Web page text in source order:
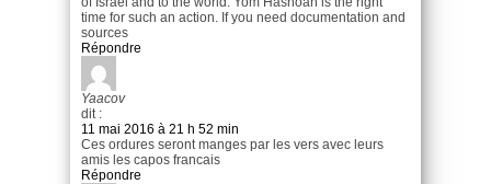
time for such an action. If you need documentation and
sources
Répondre
Yaacov
dit :
11 mai 2016 à 21 h 52 min
Ces ordures seront manges par les vers avec leurs
amis les capos francais
Répondre